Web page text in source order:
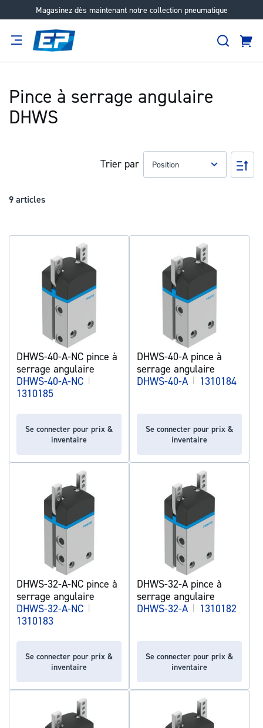
Magasinez dès maintenant notre collection pneumatique
Aller
Pince à serrage angulaire
DHWS
9 articles
Trier par
Par
DHWS-40-A-NC pince à
serrage angulaire
DHWS-40-A-NC |
1310185
Se connecter pour prix &
inventaire
DHWS-40-A pince à
serrage angulaire
DHWS-40-A | 1310184
Se connecter pour prix &
inventaire
DHWS-32-A-NC pince à
serrage angulaire
DHWS-32-A-NC |
1310183
Se connecter pour prix &
inventaire
DHWS-32-A pince à
serrage angulaire
DHWS-32-A | 1310182
Se connecter pour prix &
inventaire